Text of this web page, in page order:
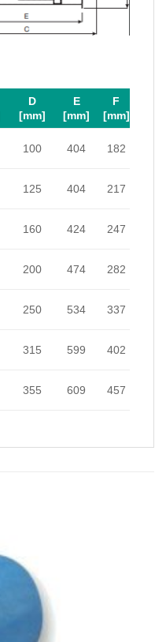
100 404 182
125 404 217
160 424 247
200 474 282
250 534 337
315 599 402
355 609 457
D
[mm]
E
[mm]
F
[mm]